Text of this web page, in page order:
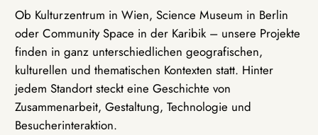
Ob Kulturzentrum in Wien, Science Museum in Berlin
oder Community Space in der Karibik – unsere Projekte
finden in ganz unterschiedlichen geografischen,
kulturellen und thematischen Kontexten statt. Hinter
jedem Standort steckt eine Geschichte von
Zusammenarbeit, Gestaltung, Technologie und
Besucherinteraktion.